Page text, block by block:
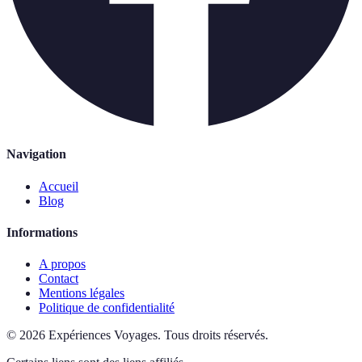
Navigation
Accueil
Blog
Informations
A propos
Contact
Mentions légales
Politique de confidentialité
© 2026 Expériences Voyages. Tous droits réservés.